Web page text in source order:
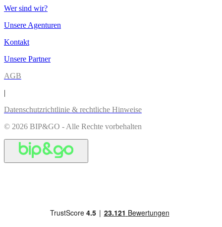
Wer sind wir?
Unsere Agenturen
Kontakt
Unsere Partner
AGB
|
Datenschutzrichtlinie & rechtliche Hinweise
© 2026 BIP&GO - Alle Rechte vorbehalten